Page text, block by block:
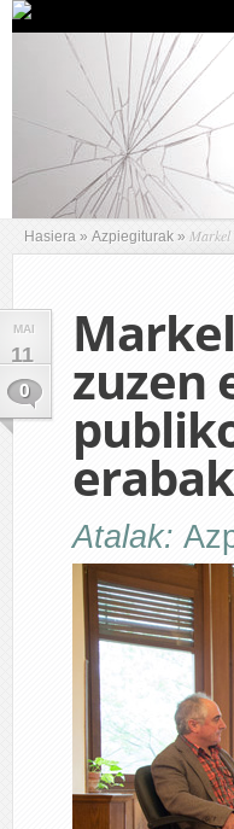
Hasiera » Azpiegiturak »
MAI
11
0
zuzen
Atalak: